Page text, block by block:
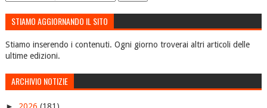
STIAMO AGGIORNANDO IL SITO
Stiamo inserendo i contenuti. Ogni giorno troverai altri articoli delle
ultime edizioni.
ARCHIVIO NOTIZIE
► 2026 (181)